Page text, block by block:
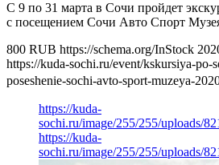
С 9 по 31 марта в Сочи пройдет
с посещением Сочи Авто Спорт
800 RUB https://schema.org/InStock
https://kuda-sochi.ru/event/kskursiya-po-
poseshenie-sochi-avto-sport-muzeya-
https://kuda-
sochi.ru/image/255/255/uploads/
https://kuda-
sochi.ru/image/255/255/uploads/